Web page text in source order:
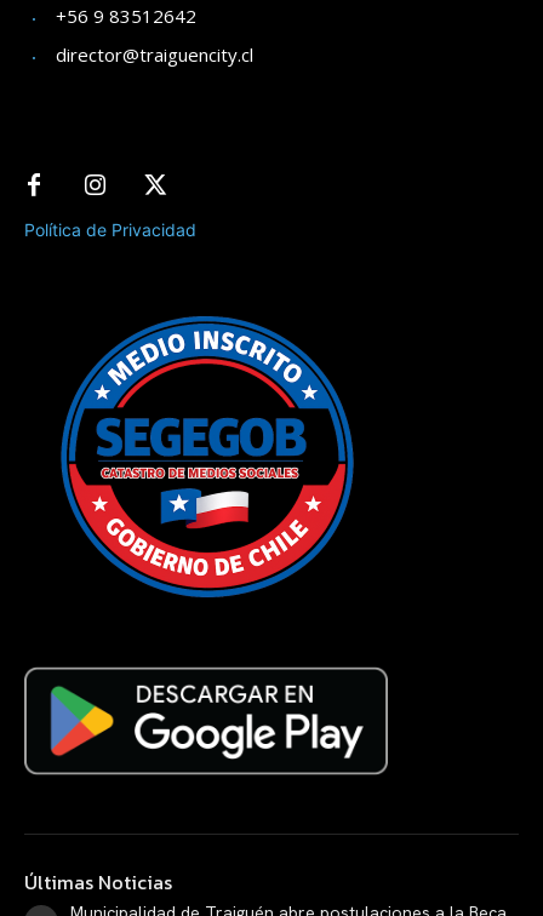
+56 9 83512642
director@traiguencity.cl
Política de Privacidad
Últimas Noticias